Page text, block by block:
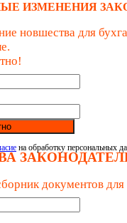
ИЗМЕНЕНИЯ
новшества для
на обработку персональных
документов